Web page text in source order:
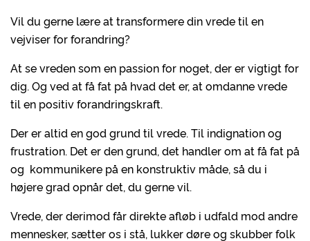
Vil du gerne lære at transformere din vrede til en
vejviser for forandring?
At se vreden som en passion for noget, der er vigtigt for
dig. Og ved at få fat på hvad det er, at omdanne vrede
til en positiv forandringskraft.
Der er altid en god grund til vrede. Til indignation og
frustration. Det er den grund, det handler om at få fat på
og kommunikere på en konstruktiv måde, så du i
højere grad opnår det, du gerne vil.
Vrede, der derimod får direkte afløb i udfald mod andre
mennesker, sætter os i stå, lukker døre og skubber folk